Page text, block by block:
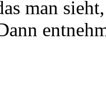
man